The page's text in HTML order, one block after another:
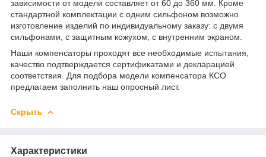
зависимости от модели составляет от 60 до 360 мм. Кроме
стандартной комплектации с одним сильфоном возможно
изготовление изделий по индивидуальному заказу: с двумя
сильфонами, с защитным кожухом, с внутренним экраном.
Наши компенсаторы проходят все необходимые испытания,
качество подтверждается сертификатами и декларацией
соответствия. Для подбора модели компенсатора КСО
предлагаем заполнить наш опросный лист.
Скрыть
Характеристики